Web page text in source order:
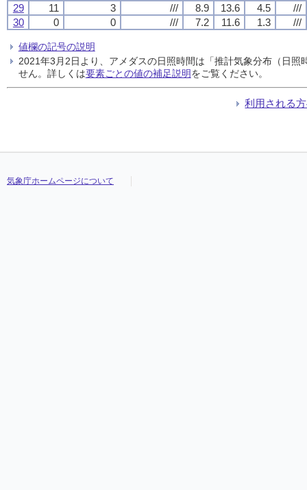
29
11 3 /// 8.9 13.6 4.5
///
30
0 0 /// 7.2 11.6 1.3 ///
値欄の記号の説明
2021年3月2日より、アメダスの日照時間は「推計気象分布（日
せん。詳しくは要素ごとの値の補足説明をご覧ください。
利用される
気象庁ホームページについて